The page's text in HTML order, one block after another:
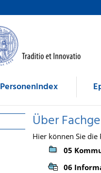
Personenindex
Über
Hier können Sie die
05
06